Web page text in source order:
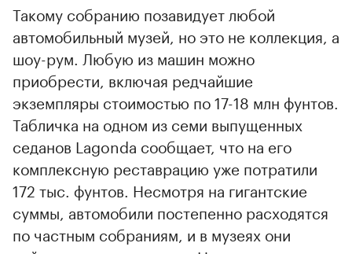
Такому собранию позавидует любой
автомобильный музей, но это не коллекция, а
шоу-рум. Любую из машин можно
приобрести, включая редчайшие
экземпляры стоимостью по 17-18 млн фунтов.
Табличка на одном из семи выпущенных
седанов Lagonda сообщает, что на его
комплексную реставрацию уже потратили
172 тыс. фунтов. Несмотря на гигантские
суммы, автомобили постепенно расходятся
по частным собраниям, и в музеях они